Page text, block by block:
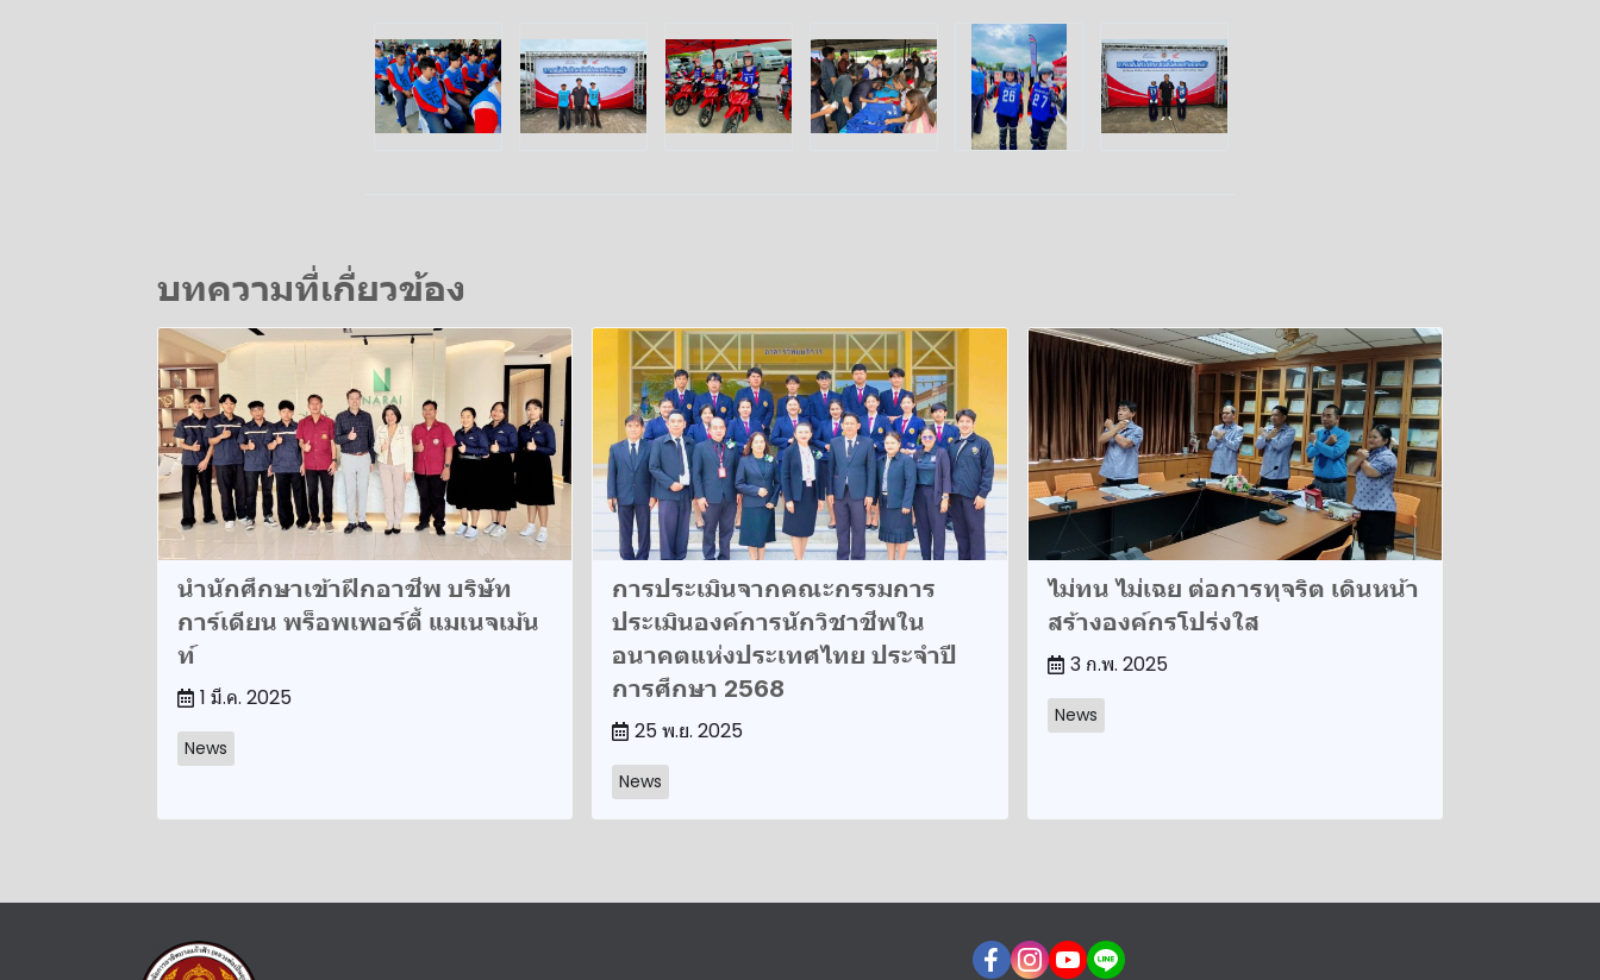
บทความที่เกี่ยวข้อง
นำนักศึกษาเข้าฝึกอาชีพ บริษัท
การ์เดียน พร็อพเพอร์ตี้ แมเนจเม้น
ท์
1 มี.ค. 2025
News
การประเมินจากคณะกรรมการ
ประเมินองค์การนักวิชาชีพใน
อนาคตแห่งประเทศไทย ประจำปี
การศึกษา 2568
25 พ.ย. 2025
News
ไม่ทน ไม่เฉย ต่อการทุจริต เดินหน้า
สร้างองค์กรโปร่งใส
3 ก.พ. 2025
News